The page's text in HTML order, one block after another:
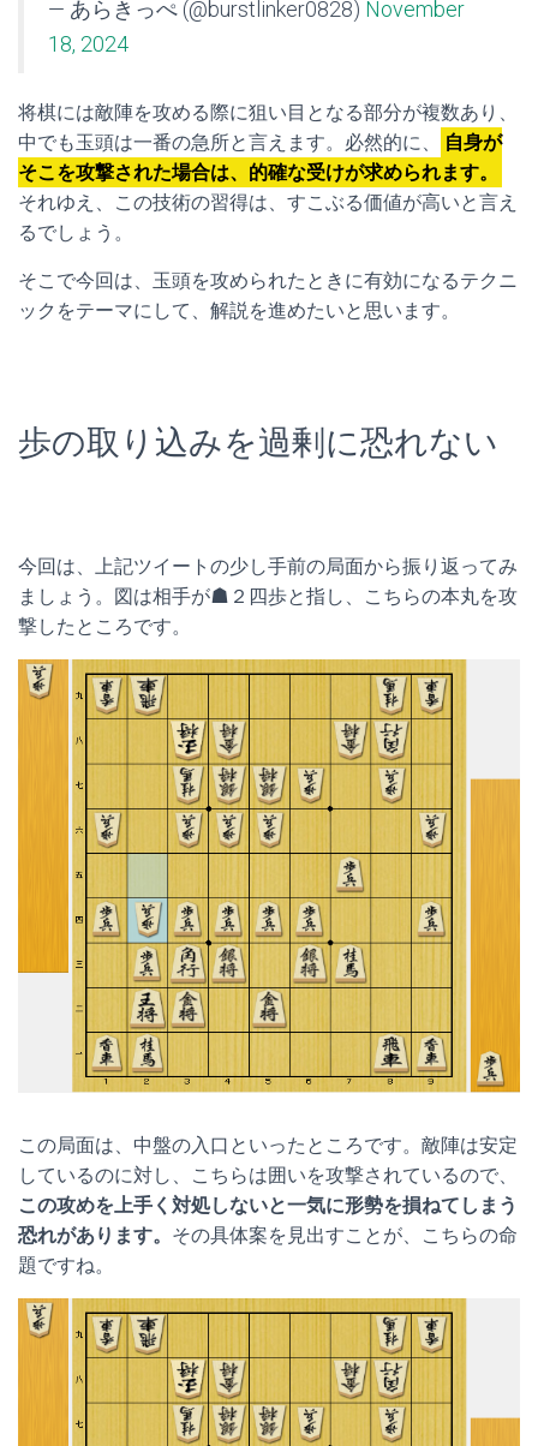
— あらきっぺ (@burstlinker0828) November
18, 2024
将棋には敵陣を攻める際に狙い目となる部分が複数あり、
中でも玉頭は一番の急所と言えます。必然的に、
自身が
そこを攻撃された場合は、的確な受けが求められます。
それゆえ、この技術の習得は、すこぶる価値が高いと言え
るでしょう。
そこで今回は、玉頭を攻められたときに有効になるテクニ
ックをテーマにして、解説を進めたいと思います。
歩の取り込みを過剰に恐れない
今回は、上記ツイートの少し手前の局面から振り返ってみ
ましょう。図は相手が☗２四歩と指し、こちらの本丸を攻
撃したところです。
この局面は、中盤の入口といったところです。敵陣は安定
しているのに対し、こちらは囲いを攻撃されているので、
この攻めを上手く対処しないと一気に形勢を損ねてしまう
恐れがあります。 その具体案を見出すことが、こちらの命
題ですね。